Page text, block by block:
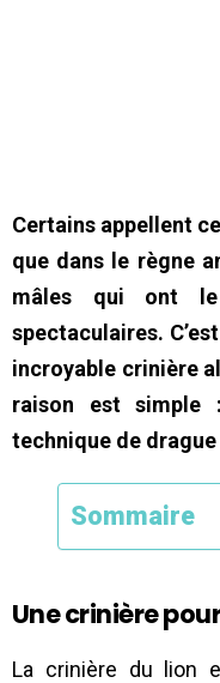
Certains appellent
que dans le règne
mâles qui ont le
spectaculaires.
incroyable crinière
raison est simple
technique de drague
Sommaire
Une crinière
La crinière du lion